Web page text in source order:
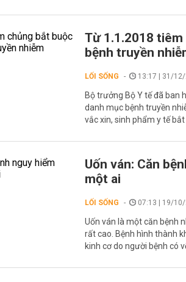
Từ 1.1.2018
bệnh truyền
LỐI SỐNG 13:17 | 31/
Bộ trưởng Bộ Y tế đã ban
danh mục bệnh truyền
vắc xin, sinh phẩm y tế bắt
Uốn ván: Căn
một ai
LỐI SỐNG 07:13 | 19/
Uốn ván là một căn bệnh
rất cao. Bệnh hình thành
kinh cơ do người bệnh có